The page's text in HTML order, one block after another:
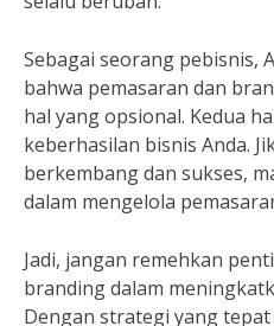
Sebagai seorang pebisnis,
bahwa pemasaran dan
hal yang opsional. Kedua
keberhasilan bisnis Anda.
berkembang dan sukses,
dalam mengelola
Jadi, jangan remehkan
branding dalam
Dengan strategi yang